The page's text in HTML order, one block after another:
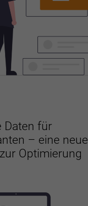
Daten für
– eine neue
Optimierung